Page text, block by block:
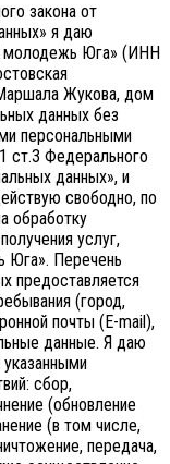
закона от
я даю
молодежь Юга» (ИНН
Жукова, дом
данных без
персональными
ст.3 Федерального
данных», и
свободно, по
обработку
услуг,
Перечень
предоставляется
(город,
почты (E-mail),
данные. Я даю
сбор,
(обновление
(в том числе,
передача,